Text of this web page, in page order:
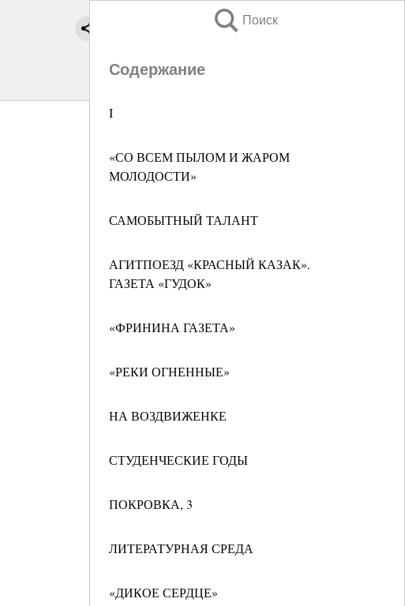
Поиск
Содержание
I
«СО ВСЕМ ПЫЛОМ И ЖАРОМ
МОЛОДОСТИ»
САМОБЫТНЫЙ ТАЛАНТ
АГИТПОЕЗД «КРАСНЫЙ КАЗАК».
ГАЗЕТА «ГУДОК»
«ФРИНИНА ГАЗЕТА»
«РЕКИ ОГНЕННЫЕ»
НА ВОЗДВИЖЕНКЕ
СТУДЕНЧЕСКИЕ ГОДЫ
ПОКРОВКА, 3
ЛИТЕРАТУРНАЯ СРЕДА
«ДИКОЕ СЕРДЦЕ»